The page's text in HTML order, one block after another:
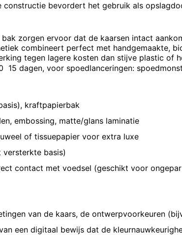
constructie bevordert het gebruik als
zorgen ervoor dat de kaarsen intact
combineert perfect met handgemaakte,
tegen lagere kosten dan stijve plastic of
 15 dagen, voor spoedlanceringen:
kraftpapierbak
embossing, matte/glans lamina­tie
of tissuepapier voor extra luxe
basis)
contact met voedsel (geschikt voor
van de kaars, de ontwerpvoorkeuren
een digitaal bewijs dat de